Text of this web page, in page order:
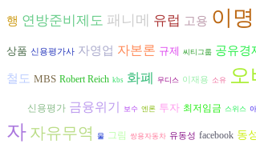
행 연방준비제도 패니메 유럽 고용 이
상품 신용평가사 자영업 자본론 규제 씨티그룹 공유경
철도 MBS Robert Reich kbs 화폐 무디스 이재용 소유 오
신용평가 금융위기 보수 엔론 투자 최저임금 스위스
자 자유무역 물 그림 쌍용자동차 유동성 facebook 동